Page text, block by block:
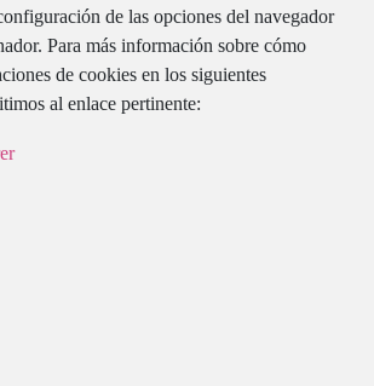
de las opciones del navegador
Para más información sobre cómo
de cookies en los siguientes
al enlace pertinente: